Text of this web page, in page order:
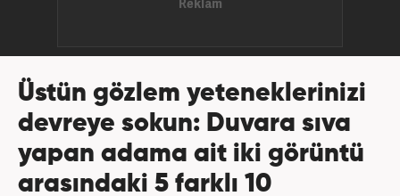
Üstün gözlem yeteneklerinizi
devreye sokun: Duvara sıva
yapan adama ait iki görüntü
arasındaki 5 farklı 10